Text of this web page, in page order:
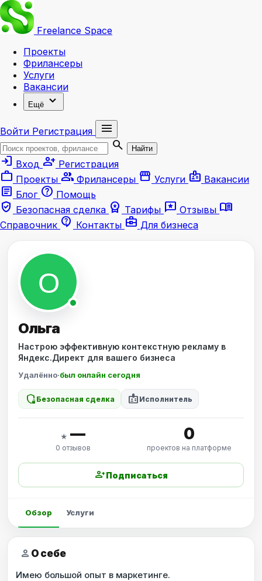
Freelance Space
Проекты
Фрилансеры
Услуги
Вакансии
Ещё expand_more
Войти Регистрация
menu
search
Найти
login Вход person_add Регистрация
work Проекты group Фрилансеры storefront Услуги badge Вакансии
article Блог help Помощь
verified_user Безопасная сделка workspace_premium Тарифы reviews Отзывы menu_book
Справочник contact_support Контакты business_center Для бизнеса
Ольга
Настрою эффективную контекстную рекламу в
Яндекс.Директ для вашего бизнеса
Удалённо·был онлайн сегодня
shield_locked Безопасная сделка badge Исполнитель
★ —
0 отзывов
0
проектов на платформе
person_addПодписаться
Обзор Услуги
person О себе
Имею большой опыт в маркетинге.